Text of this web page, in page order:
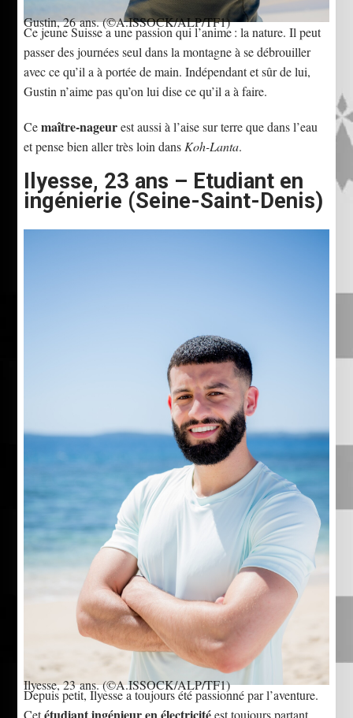
Gustin, 26 ans.(©A.ISSOCK/ALP/TF1)
Ce jeune Suisse a une passion qui l’anime : la nature. Il peut
passer des journées seul dans la montagne à se débrouiller
avec ce qu’il a à portée de main. Indépendant et sûr de lui,
Gustin n’aime pas qu’on lui dise ce qu’il a à faire.
Cemaître-nageurest aussi à l’aise sur terre que dans l’eau
et pense bien aller très loin dans Koh-Lanta.
Ilyesse, 23 ans – Etudiant en
ingénierie (Seine-Saint-Denis)
Ilyesse, 23 ans.(©A.ISSOCK/ALP/TF1)
Depuis petit, Ilyesse a toujours été passionné par l’aventure.